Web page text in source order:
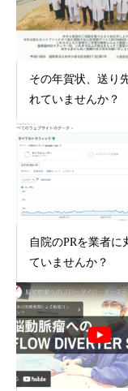
その年賀状、送り
れていませんか？
自院のPRを業者に
ていませんか？